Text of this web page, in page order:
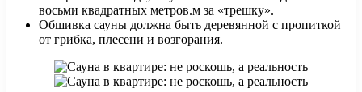
восьми квадратных метров.м за «трешку».
Обшивка сауны должна быть деревянной с пропиткой
от грибка, плесени и возгорания.